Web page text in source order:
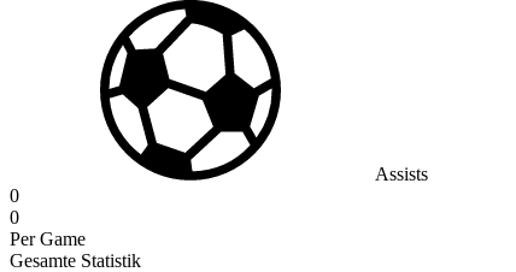
Assists
0
0
Per Game
Gesamte Statistik